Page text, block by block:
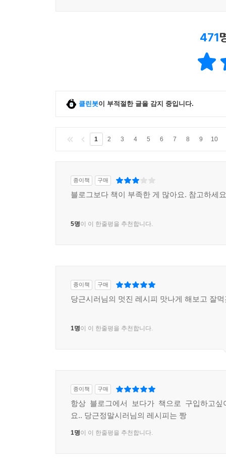
471
클린봇이 부적절한 글을 감지 중입니다.
1 2 3 4 5 6 7 8 9 10
종이책 구매
블로그보다 책이 부족한 게 많아요. 참고하세
5명이 이 한줄평을 추천합니다.
종이책 구매
당근시러님의 멋진 레시피 맛나게 해보고 잘
1명이 이 한줄평을 추천합니다.
종이책 구매
항상 블로그에서 보다가 책으로 구입하고싶
요.. 당근정말시러님의 레시피는 짱
1명이 이 한줄평을 추천합니다.